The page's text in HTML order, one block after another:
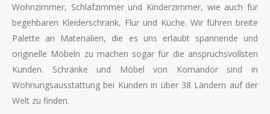
Wohnzimmer, Schlafzimmer und Kinderzimmer, wie auch für
begehbaren Kleiderschrank, Flur und Küche. Wir führen breite
Palette an Materialien, die es uns erlaubt spannende und
originelle Möbeln zu machen sogar für die anspruchsvollsten
Kunden. Schränke und Möbel von Komandor sind in
Wohnungsausstattung bei Kunden in über 38 Ländern auf der
Welt zu finden.